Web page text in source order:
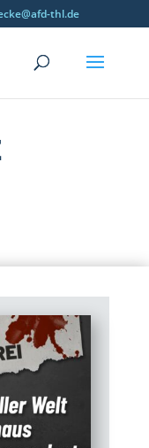
thl.de